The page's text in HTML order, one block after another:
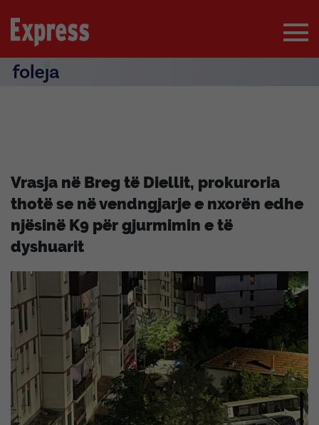
Vrasja në Breg të Diellit, prokuroria
thotë se në vendngjarje e nxorën edhe
njësinë K9 për gjurmimin e të
dyshuarit